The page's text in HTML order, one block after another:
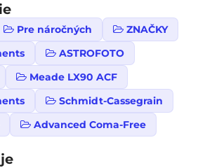
Pre náročných
ZNAČKY
ASTROFOTO
Meade LX90 ACF
Schmidt-Cassegrain
Advanced Coma-Free